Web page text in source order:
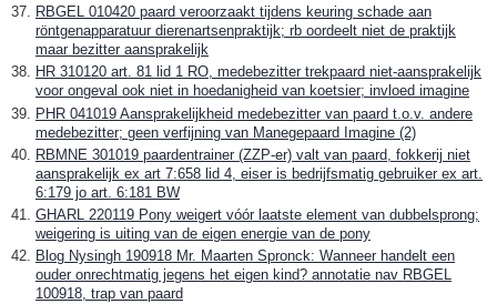
RBGEL 010420 paard veroorzaakt tijdens keuring schade aan
röntgenapparatuur dierenartsenpraktijk; rb oordeelt niet de praktijk
maar bezitter aansprakelijk
HR 310120 art. 81 lid 1 RO, medebezitter trekpaard niet-aansprakelijk
voor ongeval ook niet in hoedanigheid van koetsier; invloed imagine
PHR 041019 Aansprakelijkheid medebezitter van paard t.o.v. andere
medebezitter; geen verfijning van Manegepaard Imagine (2)
RBMNE 301019 paardentrainer (ZZP-er) valt van paard, fokkerij niet
aansprakelijk ex art 7:658 lid 4, eiser is bedrijfsmatig gebruiker ex art.
6:179 jo art. 6:181 BW
GHARL 220119 Pony weigert vóór laatste element van dubbelsprong;
weigering is uiting van de eigen energie van de pony
Blog Nysingh 190918 Mr. Maarten Spronck: Wanneer handelt een
ouder onrechtmatig jegens het eigen kind? annotatie nav RBGEL
100918, trap van paard